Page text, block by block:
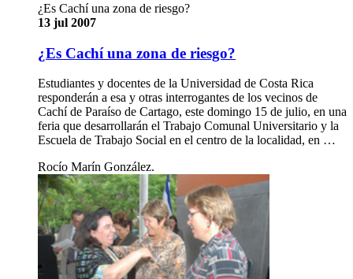
¿Es Cachí una zona de riesgo?
13 jul 2007
¿Es Cachí una zona de riesgo?
Estudiantes y docentes de la Universidad de Costa Rica
responderán a esa y otras interrogantes de los vecinos de
Cachí de Paraíso de Cartago, este domingo 15 de julio, en una
feria que desarrollarán el Trabajo Comunal Universitario y la
Escuela de Trabajo Social en el centro de la localidad, en …
Rocío Marín González.